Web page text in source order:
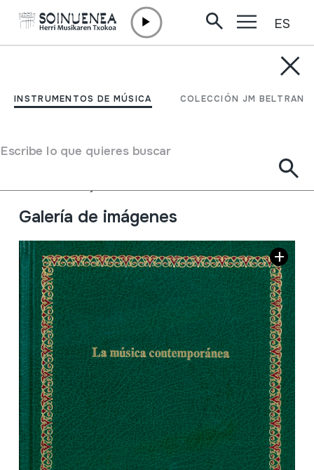
INSTRUMENTOS DE MÚSICA COLECCIÓN JM BELTRAN
Escribe lo que quieres buscar
ES
La música
Tipo de colección Liburuak
Situación: Kaja marroiak3
Galería de imágenes